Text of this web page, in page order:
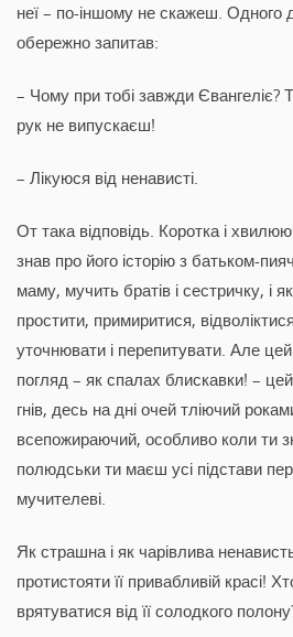
неї – по-іншому не скажеш. Одного
обережно запитав:
– Чому при тобі завжди Євангеліє?
рук не випускаєш!
– Лікуюся від ненависті.
От така відповідь. Коротка і
знав про його історію з батьком-
маму, мучить братів і сестричку, і
простити, примиритися,
уточнювати і перепитувати. Але
погляд – як спалах блискавки! –
гнів, десь на дні очей тліючий
всепожираючий, особливо коли ти
полюдськи ти маєш усі підстави
мучителеві.
Як страшна і як чарівлива
протистояти її привабливій красі!
врятуватися від її солодкого